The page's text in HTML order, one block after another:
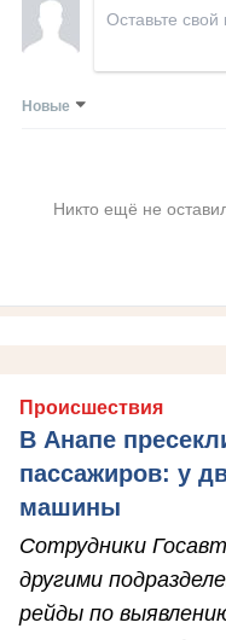
Новые
Никто ещё не
Происшествия
В Анапе
пассажиров: у
машины
Сотрудники
другими
рейды по